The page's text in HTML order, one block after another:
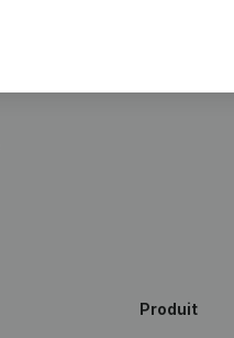
Produit